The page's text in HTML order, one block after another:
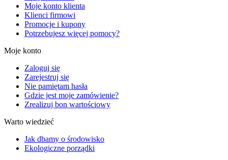
Moje konto klienta
Klienci firmowi
Promocje i kupony
Potrzebujesz więcej pomocy?
Moje konto
Zaloguj się
Zarejestruj się
Nie pamiętam hasła
Gdzie jest moje zamówienie?
Zrealizuj bon wartościowy
Warto wiedzieć
Jak dbamy o środowisko
Ekologiczne porządki